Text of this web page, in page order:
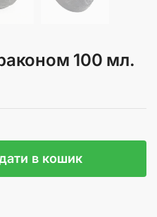
100 мл.
в кошик